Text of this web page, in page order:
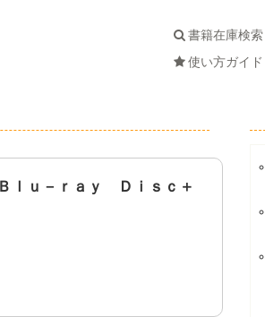
書籍在庫検索
使い方ガイド
ｕ－ｒａｙ Ｄｉｓｃ＋